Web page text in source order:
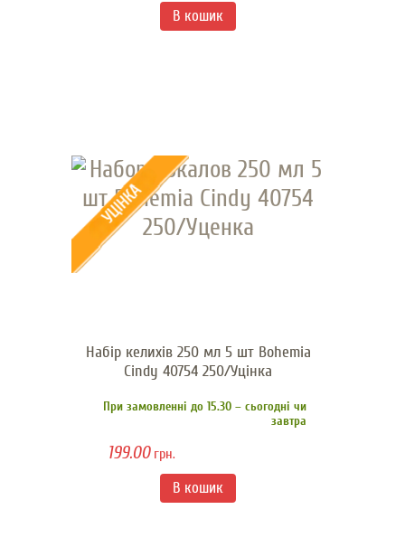
Набір келихів 250 мл 5 шт Bohemia
Cindy 40754 250/Уцінка
При замовленні до 15.30 – сьогодні чи
завтра
199.00грн.